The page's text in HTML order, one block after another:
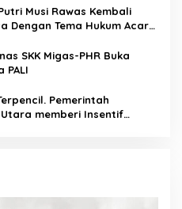
Musi Rawas Kembali
Dengan Tema Hukum Acara
SKK Migas-PHR Buka
PALI
Pemerintah
memberi Insentif